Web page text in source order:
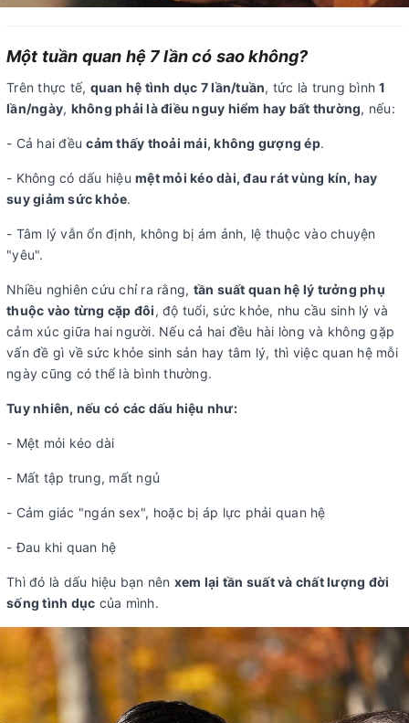
Một tuần quan hệ 7 lần có sao không?
Trên thực tế, quan hệ tình dục 7 lần/tuần, tức là trung bình1
lần/ngày, không phải là điều nguy hiểm hay bất thường, nếu:
- Cả hai đềucảm thấy thoải mái, không gượng ép.
- Không có dấu hiệu mệt mỏi kéo dài, đau rát vùng kín, hay
suy giảm sức khỏe.
- Tâm lý vẫn ổn định, không bị ám ảnh, lệ thuộc vào chuyện
"yêu".
Nhiều nghiên cứu chỉ ra rằng, tần suất quan hệ lý tưởng phụ
thuộc vào từng cặp đôi, độ tuổi, sức khỏe, nhu cầu sinh lý và
cảm xúc giữa hai người. Nếu cả hai đều hài lòng và không gặp
vấn đề gì về sức khỏe sinh sản hay tâm lý, thì việc quan hệ mỗi
ngày cũng có thể là bình thường.
Tuy nhiên, nếu có các dấu hiệu như:
- Mệt mỏi kéo dài
- Mất tập trung, mất ngủ
- Cảm giác "ngán sex", hoặc bị áp lực phải quan hệ
- Đau khi quan hệ
Thì đó là dấu hiệu bạn nên xem lại tần suất và chất lượng đời
sống tình dục của mình.